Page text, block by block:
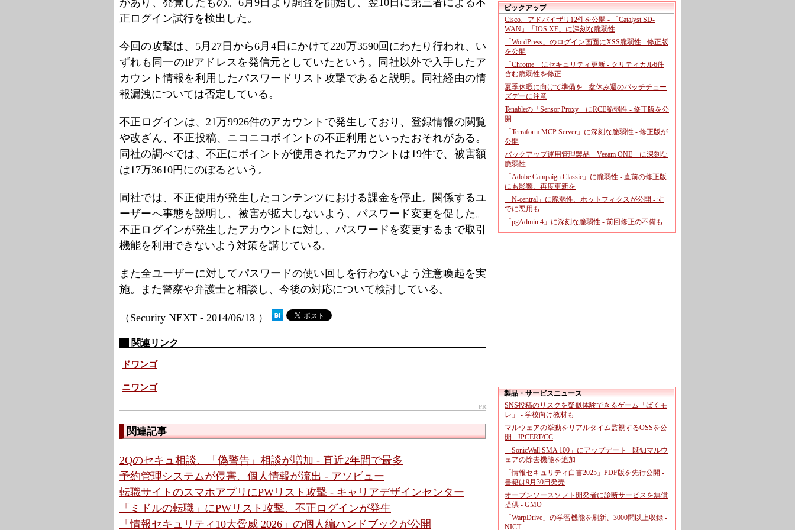
があり、発覚したもの。6月9日より調査を開始し、翌10日に第三者による不
正ログイン試行を検出した。
今回の攻撃は、5月27日から6月4日にかけて220万3590回にわたり行われ、い
ずれも同一のIPアドレスを発信元としていたという。同社以外で入手したア
カウント情報を利用したパスワードリスト攻撃であると説明。同社経由の情
報漏洩については否定している。
不正ログインは、21万9926件のアカウントで発生しており、登録情報の閲覧
や改ざん、不正投稿、ニコニコポイントの不正利用といったおそれがある。
同社の調べでは、不正にポイントが使用されたアカウントは19件で、被害額
は17万3610円にのぼるという。
同社では、不正使用が発生したコンテンツにおける課金を停止。関係するユ
ーザーへ事態を説明し、被害が拡大しないよう、パスワード変更を促した。
不正ログインが発生したアカウントに対し、パスワードを変更するまで取引
機能を利用できないよう対策を講じている。
また全ユーザーに対してパスワードの使い回しを行わないよう注意喚起を実
施。また警察や弁護士と相談し、今後の対応について検討している。
（Security NEXT - 2014/06/13 ）
関連リンク
ドワンゴ
ニワンゴ
PR
関連記事
2Qのセキュ相談、「偽警告」相談が増加 - 直近2年間で最多
予約管理システムが侵害、個人情報が流出 - アソビュー
転職サイトのスマホアプリにPWリスト攻撃 - キャリアデザインセンター
「ミドルの転職」にPWリスト攻撃、不正ログインが発生
「情報セキュリティ10大脅威 2026」の個人編ハンドブックが公開
ピックアップ
Cisco、アドバイザリ12件を公開 - 「Catalyst SD-
WAN」「IOS XE」に深刻な脆弱性
「WordPress」のログイン画面にXSS脆弱性 - 修正版
を公開
「Chrome」にセキュリティ更新 - クリティカル6件
含む脆弱性を修正
夏季休暇に向けて準備を - 盆休み週のパッチチュー
ズデーに注意
Tenableの「Sensor Proxy」にRCE脆弱性 - 修正版を公
開
「Terraform MCP Server」に深刻な脆弱性 - 修正版が
公開
バックアップ運用管理製品「Veeam ONE」に深刻な
脆弱性
「Adobe Campaign Classic」に脆弱性 - 直前の修正版
にも影響、再度更新を
「N-central」に脆弱性、ホットフィクスが公開 - す
でに悪用も
「pgAdmin 4」に深刻な脆弱性 - 前回修正の不備も
製品・サービスニュース
SNS投稿のリスクを疑似体験できるゲーム「ばくモ
レ」 - 学校向け教材も
マルウェアの挙動をリアルタイム監視するOSSを公
開 - JPCERT/CC
「SonicWall SMA 100」にアップデート - 既知マルウ
ェアの除去機能を追加
「情報セキュリティ白書2025」PDF版を先行公開 -
書籍は9月30日発売
オープンソースソフト開発者に診断サービスを無償
提供 - GMO
「WarpDrive」の学習機能を刷新、3000問以上収録 -
NICT